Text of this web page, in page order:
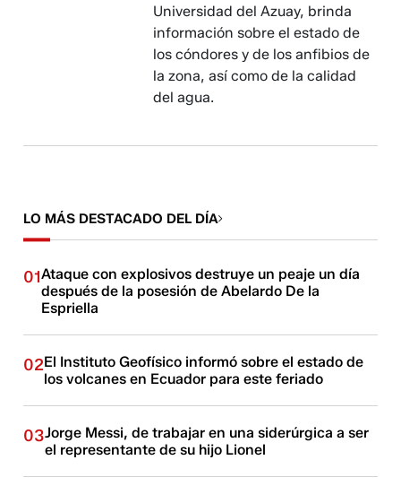
Universidad del Azuay, brinda
información sobre el estado de
los cóndores y de los anfibios de
la zona, así como de la calidad
del agua.
LO MÁS DESTACADO DEL DÍA
01Ataque con explosivos destruye un peaje un día
después de la posesión de Abelardo De la
Espriella
02El Instituto Geofísico informó sobre el estado de
los volcanes en Ecuador para este feriado
03Jorge Messi, de trabajar en una siderúrgica a ser
el representante de su hijo Lionel